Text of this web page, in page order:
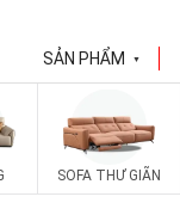
SẢN PHẨM ▼
SOFA THƯ GIÃN